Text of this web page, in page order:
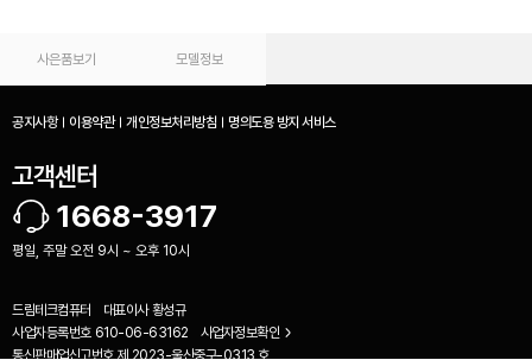
사은품보기 모델정보
공지사항 이용약관 개인정보처리방침 명의도용 방지 서비스
고객센터
1668-3917
평일, 주말 오전 9시 ~ 오후 10시
드림테크컴퓨터 대표이사 황성규
사업자등록번호 610-06-63162
사업자정보확인
통신판매업신고번호 제 2023-울산중구-0313 호
비교하기(0)